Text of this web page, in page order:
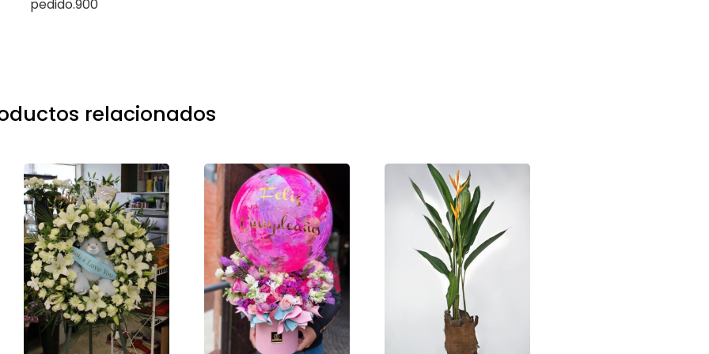
pedido.900
relacionados